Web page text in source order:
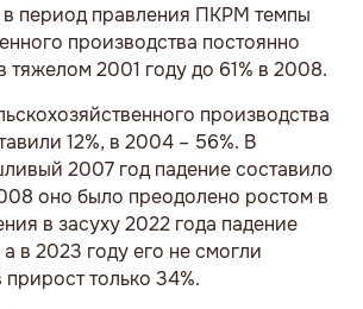
период правления ПКРМ темпы
производства постоянно
тяжелом 2001 году до 61% в 2008.
производства
12%, в 2004 – 56%. В
2007 год падение составило
оно было преодолено ростом в
в засуху 2022 года падение
в 2023 году его не смогли
прирост только 34%.